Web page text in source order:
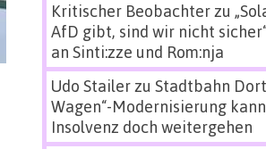
Kritischer Beobachterzu
AfD gibt, sind wir nicht
an Sinti:zze und Rom:nja
Udo Stailerzu Stadtbahn
Wagen“-Modernisierung
Insolvenz doch weitergehen